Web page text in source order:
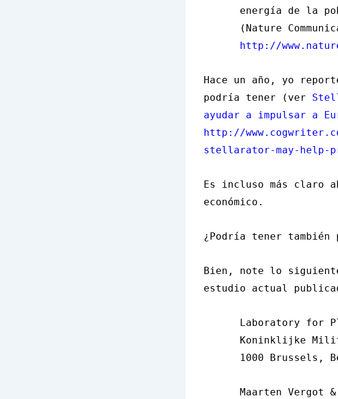
energía de la
(Nature
http://
Hace un año, yo
podría tener (ver
ayudar a impulsar a
http://
stellarator-may-help-
Es incluso más claro
económico.
¿Podría tener
Bien, note lo
estudio actual
Laboratory for
Koninklijke
1000 Brussels,
Maarten Vergot &